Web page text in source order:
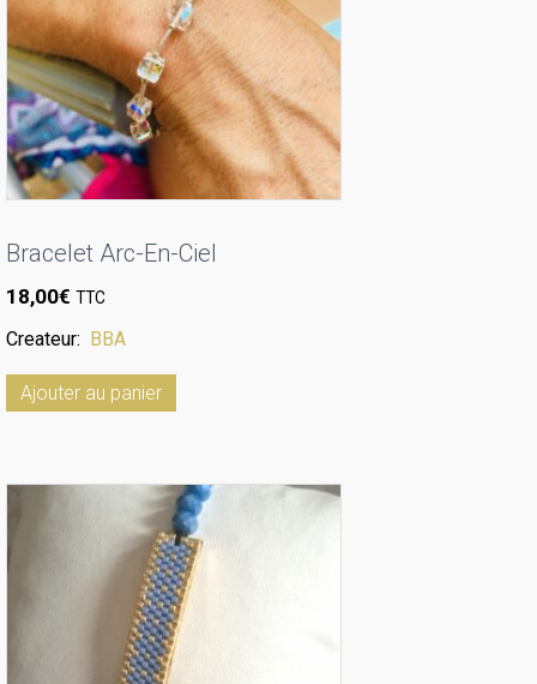
Bracelet Arc-En-Ciel
18,00€ TTC
Createur: BBA
Ajouter au panier